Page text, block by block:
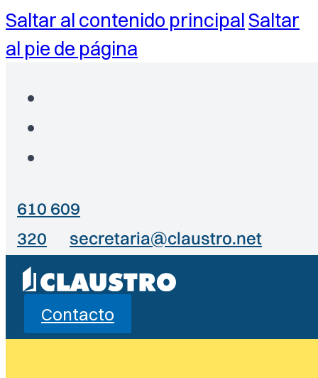
Saltar al contenido principalSaltar
al pie de página
610 609
320
secretaria@claustro.net
Contacto